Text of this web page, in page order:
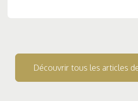
Découvrir tous les articles